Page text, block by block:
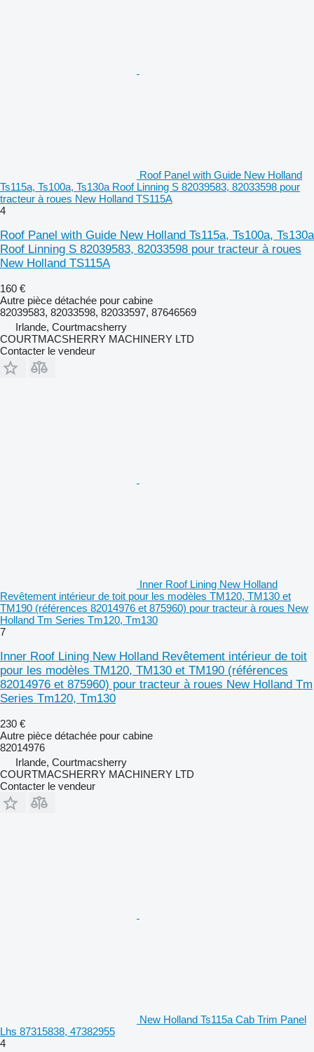
Roof Panel with Guide New Holland
Ts115a, Ts100a, Ts130a Roof Linning S 82039583, 82033598 pour
tracteur à roues New Holland TS115A
4
Roof Panel with Guide New Holland Ts115a, Ts100a, Ts130a
Roof Linning S 82039583, 82033598 pour tracteur à roues
New Holland TS115A
160 €
Autre pièce détachée pour cabine
82039583, 82033598, 82033597, 87646569
Irlande, Courtmacsherry
COURTMACSHERRY MACHINERY LTD
Contacter le vendeur
Inner Roof Lining New Holland
Revêtement intérieur de toit pour les modèles TM120, TM130 et
TM190 (références 82014976 et 875960) pour tracteur à roues New
Holland Tm Series Tm120, Tm130
7
Inner Roof Lining New Holland Revêtement intérieur de toit
pour les modèles TM120, TM130 et TM190 (références
82014976 et 875960) pour tracteur à roues New Holland Tm
Series Tm120, Tm130
230 €
Autre pièce détachée pour cabine
82014976
Irlande, Courtmacsherry
COURTMACSHERRY MACHINERY LTD
Contacter le vendeur
New Holland Ts115a Cab Trim Panel
Lhs 87315838, 47382955
4